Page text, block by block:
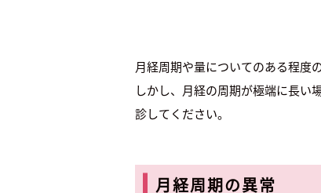
月経周期や量についてのある程度
しかし、月経の周期が極端に長い
診してください。
月経周期の異常